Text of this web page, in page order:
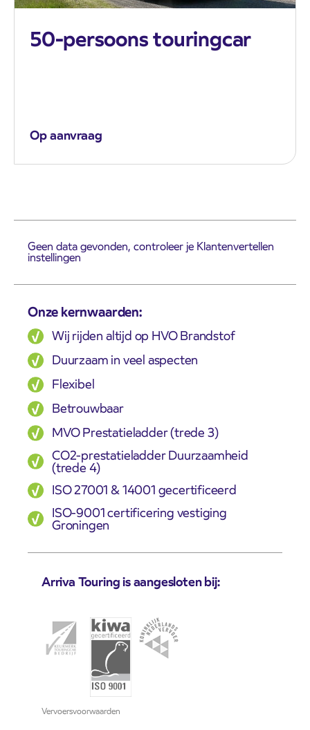
50-persoons touringcar
Op aanvraag
Geen data gevonden, controleer je Klantenvertellen
instellingen
Onze kernwaarden:
Wij rijden altijd op HVO Brandstof
Duurzaam in veel aspecten
Flexibel
Betrouwbaar
MVO Prestatieladder (trede 3)
CO2-prestatieladder Duurzaamheid
(trede 4)
ISO 27001 & 14001 gecertificeerd
ISO-9001 certificering vestiging
Groningen
Arriva Touring is aangesloten bij:
Vervoersvoorwaarden